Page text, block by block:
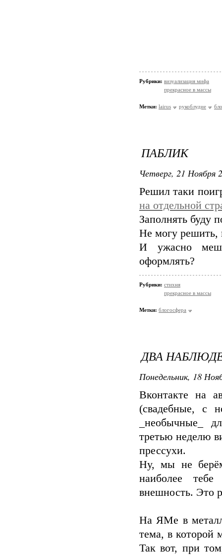
Рубрики: визуализация мифа
прекрасное в массы
Метки: lairus рукоблудие
ПАБЛИК
Четверг, 21 Ноября
Решил таки
на отдельной
Заполнять буду
Не могу решить,
И ужасно
оформлять?
Рубрики: стихня
прекрасное в массы
Метки: блогосфера
ДВА
Понедельник, 18
Вконтакте на
(свадебные, с
_необычные_
третью неделю
прессухи.
Ну, мы не
наиболее
внешность. Это
На ЯМе в
тема, в которой
Так вот, при